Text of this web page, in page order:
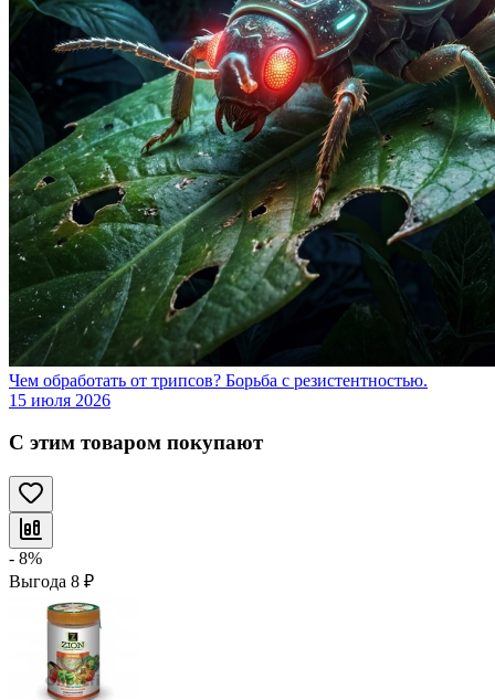
Чем обработать от трипсов? Борьба с резистентностью.
15 июля 2026
С этим товаром покупают
- 8%
Выгода 8 ₽